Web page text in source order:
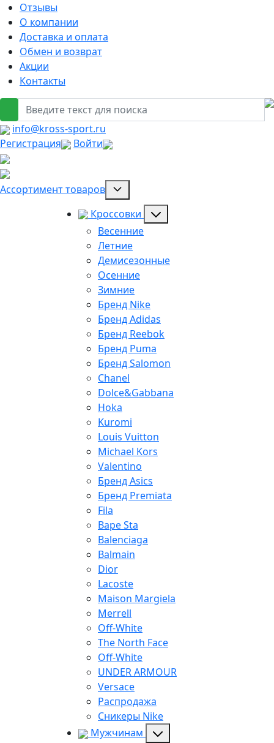
Отзывы
О компании
Доставка и оплата
Обмен и возврат
Акции
Контакты
info@kross-sport.ru
Регистрация
Войти
Ассортимент товаров
Кроссовки
Весенние
Летние
Демисезонные
Осенние
Зимние
Бренд Nike
Бренд Adidas
Бренд Reebok
Бренд Puma
Бренд Salomon
Chanel
Dolce&Gabbana
Hoka
Kuromi
Louis Vuitton
Michael Kors
Valentino
Бренд Asics
Бренд Premiata
Fila
Bape Sta
Balenciaga
Balmain
Dior
Lacoste
Maison Margiela
Merrell
Off-White
The North Face
Off-White
UNDER ARMOUR
Versace
Распродажа
Сникеры Nike
Мужчинам